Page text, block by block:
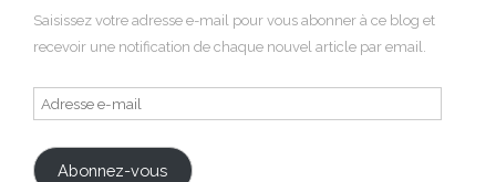
Saisissez votre adresse e-mail pour vous abonner à ce blog et
recevoir une notification de chaque nouvel article par email.
Adresse
e-
mail
Abonnez-vous